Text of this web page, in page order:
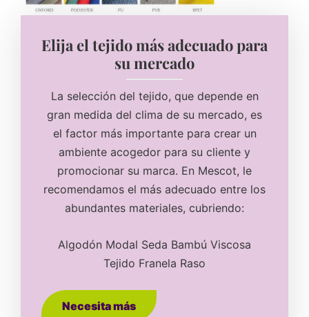
Elija el tejido más adecuado para
su mercado
La selección del tejido, que depende en
gran medida del clima de su mercado, es
el factor más importante para crear un
ambiente acogedor para su cliente y
promocionar su marca. En Mescot, le
recomendamos el más adecuado entre los
abundantes materiales, cubriendo:
Algodón Modal Seda Bambú Viscosa
Tejido Franela Raso
Necesita más